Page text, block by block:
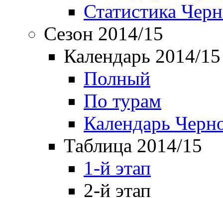
Статистика
Сезон 2014/15
Календарь 2014/15
Полный
По турам
Календарь
Таблица 2014/15
1-й этап
2-й этап